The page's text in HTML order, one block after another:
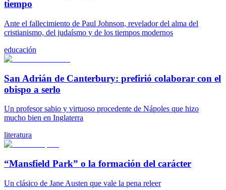
tiempo
Ante el fallecimiento de Paul Johnson, revelador del alma del
cristianismo, del judaísmo y de los tiempos modernos
educación
San Adrián de Canterbury: prefirió colaborar con el
obispo a serlo
Un profesor sabio y virtuoso procedente de Nápoles que hizo
mucho bien en Inglaterra
literatura
“Mansfield Park” o la formación del carácter
Un clásico de Jane Austen que vale la pena releer